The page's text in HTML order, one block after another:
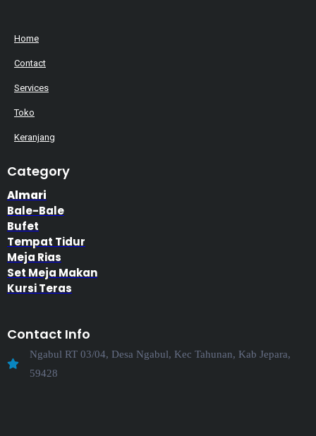
Home
Contact
Services
Toko
Keranjang
Category
Almari
Bale-Bale
Bufet
Tempat Tidur
Meja Rias
Set Meja Makan
Kursi Teras
Contact Info
Ngabul RT 03/04, Desa Ngabul, Kec Tahunan, Kab Jepara,
59428